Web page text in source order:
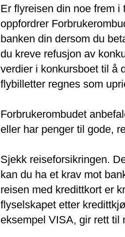
Er flyreisen din noe frem
oppfordrer
banken din dersom du
du kreve refusjon av
verdier i konkursboet til å
flybilletter regnes som
Forbrukerombudet
eller har penger til gode,
Sjekk reiseforsikringen.
kan du ha et krav mot
reisen med kredittkort er
flyselskapet etter
eksempel VISA, gir rett til